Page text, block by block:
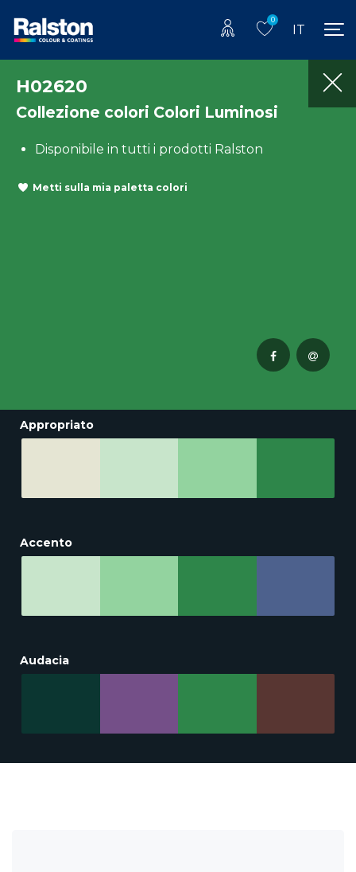
0
IT
H02620
Collezione colori Colori Luminosi
Disponibile in tutti i prodotti Ralston
Metti sulla mia paletta colori
Appropriato
Accento
Audacia